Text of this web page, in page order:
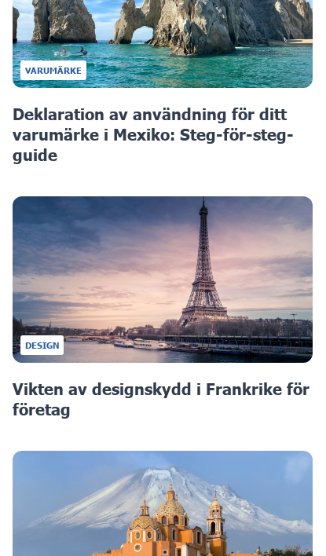
VARUMÄRKE
Deklaration av användning för ditt
varumärke i Mexiko: Steg-för-steg-
guide
DESIGN
Vikten av designskydd i Frankrike för
företag